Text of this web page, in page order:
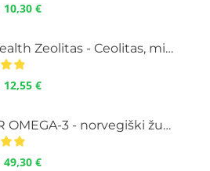
10,30€
KIKI Health Zeolitas - Ceolitas, milteliai, 120 g.
12,55€
SUPER OMEGA-3 - norvegiški žuvų taukai su Omega-3, didelė koncentracija, 100+30 kapsulių
49,30€